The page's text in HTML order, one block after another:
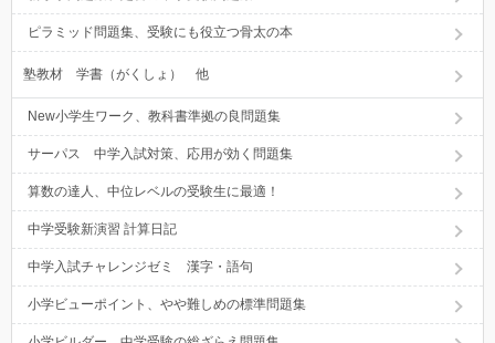
ピラミッド問題集、受験にも役立つ骨太の本
塾教材 学書（がくしょ） 他
New小学生ワーク、教科書準拠の良問題集
サーパス 中学入試対策、応用が効く問題集
算数の達人、中位レベルの受験生に最適！
中学受験新演習 計算日記
中学入試チャレンジゼミ 漢字・語句
小学ビューポイント、やや難しめの標準問題集